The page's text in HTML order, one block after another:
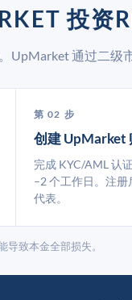
投资
UpMarket 通过二级
第 02 步
创建 UpMarket
完成 KYC/AML 认
–2 个工作日。注册
代表。
导致本金全部损失。